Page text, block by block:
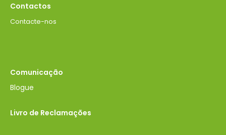
Contactos
Contacte-nos
Comunicação
Blogue
Livro de Reclamações